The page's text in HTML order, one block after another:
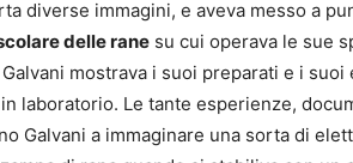
diverse immagini, e aveva messo a
delle rane su cui operava le sue
mostrava i suoi preparati e i
laboratorio. Le tante esperienze,
Galvani a immaginare una sorta di